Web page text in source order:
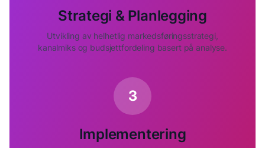
Strategi & Planlegging
Utvikling av helhetlig markedsføringsstrategi,
kanalmiks og budsjettfordeling basert på analyse.
3
Implementering